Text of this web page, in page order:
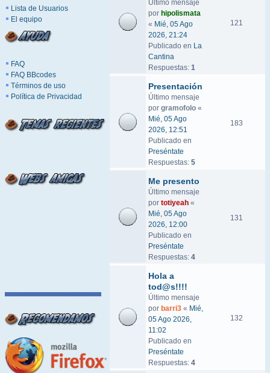
Lista de Usuarios
El equipo
FAQ
FAQ BBcodes
Términos de uso
Política de Privacidad
Último mensaje
por hipolismata
« Mié, 05 Ago
2026, 21:24
Publicado en La
Cantina
Respuestas: 1
121
Presentación
Último mensaje
por gramofolo «
Mié, 05 Ago
2026, 12:51
Publicado en
Preséntate
Respuestas: 5
183
Me presento
Último mensaje
por totiyeah «
Mié, 05 Ago
2026, 12:00
Publicado en
Preséntate
Respuestas: 4
131
Hola a
tod@s!!!!
Último mensaje
por barri3 « Mié,
05 Ago 2026,
11:02
Publicado en
Preséntate
Respuestas: 4
132